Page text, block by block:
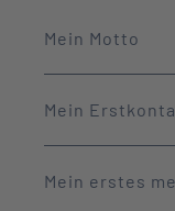
Mein Motto
Mein
Mein erstes